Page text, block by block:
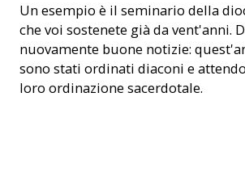
Un esempio è il seminario della
che voi sostenete già da vent'anni.
nuovamente buone notizie:
sono stati ordinati diaconi e
loro ordinazione sacerdotale.